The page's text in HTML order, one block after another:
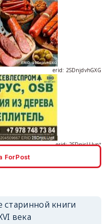
erid: 2SDnjdvhGXG
ForPost
книги
века